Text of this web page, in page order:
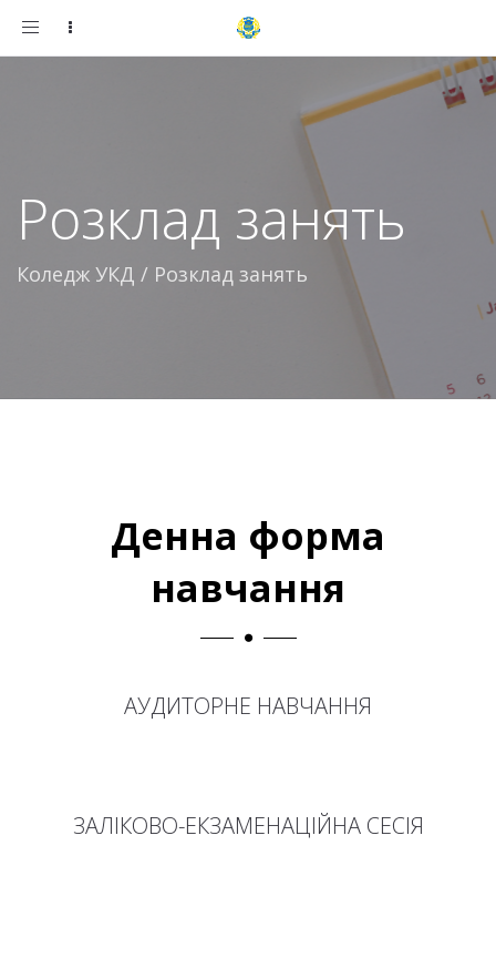
Toggle
Розклад занять
Коледж УКД / Розклад занять
Денна форма
навчання
АУДИТОРНЕ НАВЧАННЯ
ЗАЛІКОВО-ЕКЗАМЕНАЦІЙНА СЕСІЯ